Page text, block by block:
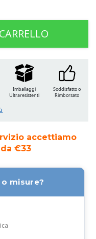
accettiamo
€33
misure?
Imballaggi
Ultraresistenti
Soddisfatto o
Rimborsato